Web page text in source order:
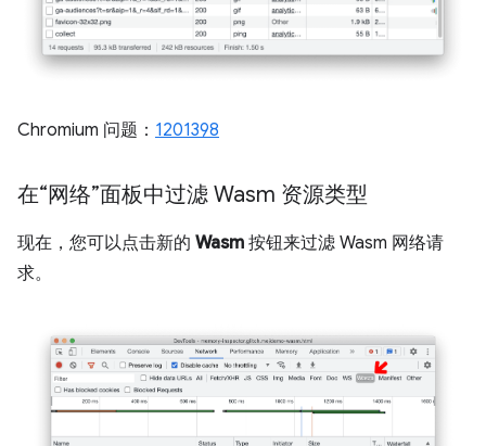
Chromium 问题： 1201398
在“网络”面板中过滤 Wasm 资源类型
现在，您可以点击新的 Wasm 按钮来过滤 Wasm 网络请
求。